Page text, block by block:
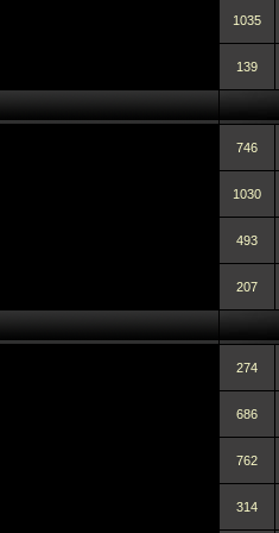
1035
139
746
1030
493
207
274
686
762
314